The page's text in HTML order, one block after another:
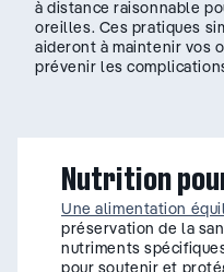
à distance raisonnable
oreilles. Ces pratiques
aideront à maintenir vos
prévenir les
Nutrition
Une alimentation
préservation de la
nutriments
pour soutenir et